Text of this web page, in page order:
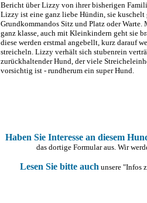
Bericht über Lizzy von ihrer bisherigen
Lizzy ist eine ganz liebe Hündin, sie
Grundkommandos Sitz und Platz oder
ganz klasse, auch mit Kleinkindern geht sie
diese werden erstmal angebellt, kurz darauf
streicheln. Lizzy verhält sich stubenrein
zurückhaltender Hund, der viele
vorsichtig ist - rundherum ein super Hund.
Haben Sie Interesse an diesem
das dortige Formular aus. Wir
Lesen Sie bitte auchunsere "Infos